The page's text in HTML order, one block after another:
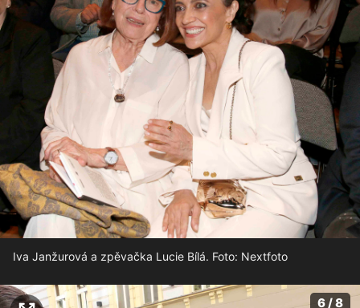
Iva Janžurová a zpěvačka Lucie Bílá. Foto: Nextfoto
6 / 8